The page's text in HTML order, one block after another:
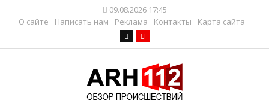
09.08.2026 17:45
О сайте
Написать нам Реклама Контакты Карта сайта